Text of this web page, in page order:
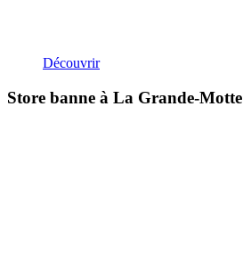
Découvrir
Store banne à La Grande-Motte